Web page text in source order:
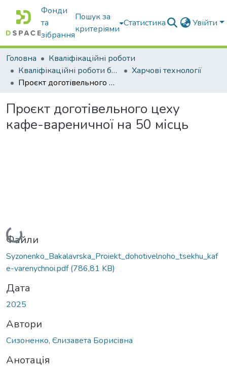
Фонди
та
зібрання
Пошук за
критеріями
Статистика Увійти
Головна
Кваліфікаційні роботи
Кваліфікаційні роботи бакалаврів
Харчові технології
Проєкт доготівельного цеху кафе-вареничної на 50 місць
Проєкт доготівельного цеху
кафе-вареничної на 50 місць
Вантажиться...
Файли
Syzonenko_Bakalavrska_Proiekt_dohotivelnoho_tsekhu_kaf
e-varenychnoi.pdf(786,81 KB)
Дата
2025
Автори
Сизоненко, Єлизавета Борисівна
Анотація